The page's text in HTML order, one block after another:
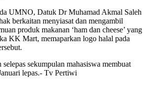
UMNO, Datuk Dr Muhamad Akmal Saleh
berkaitan menyiasat dan mengambil
produk makanan ‘ham dan cheese’ yang
KK Mart, memaparkan logo halal pada
sekumpulan mahasiswa membuat
lepas.- Tv Pertiwi